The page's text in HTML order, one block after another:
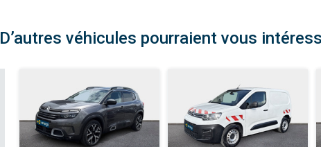
D’autres véhicules pourraient vous